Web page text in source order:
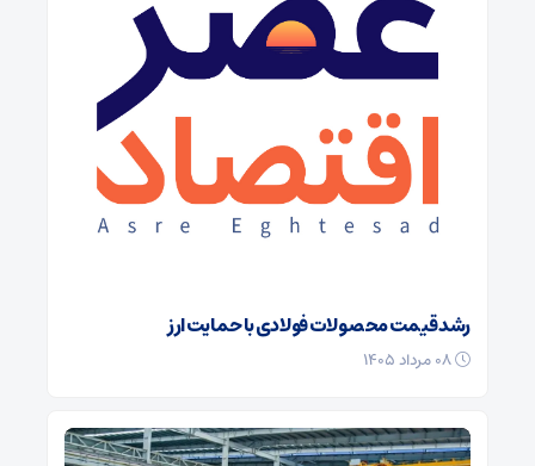
رشد قیمت محصولات فولادی با حمایت ارز